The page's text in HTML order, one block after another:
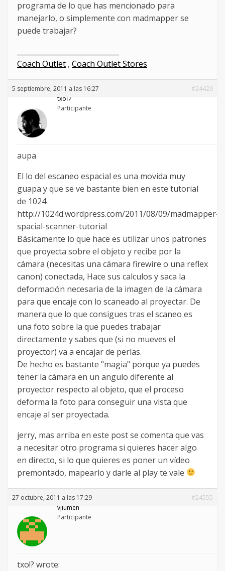
programa de lo que has mencionado para
manejarlo, o simplemente con madmapper se
puede trabajar?
Coach Outlet , Coach Outlet Stores
5 septiembre, 2011 a las 16:27
#24420
txoǃʔ
Participante
aupa
El lo del escaneo espacial es una movida muy
guapa y que se ve bastante bien en este tutorial
de 1024
http://1024d.wordpress.com/2011/08/09/madmapper-
spacial-scanner-tutorial
Básicamente lo que hace es utilizar unos patrones
que proyecta sobre el objeto y recibe por la
cámara (necesitas una cámara firewire o una reflex
canon) conectada, Hace sus calculos y saca la
deformación necesaria de la imagen de la cámara
para que encaje con lo scaneado al proyectar. De
manera que lo que consigues tras el scaneo es
una foto sobre la que puedes trabajar
directamente y sabes que (si no mueves el
proyector) va a encajar de perlas.
De hecho es bastante "magia" porque ya puedes
tener la cámara en un angulo diferente al
proyector respecto al objeto, que el proceso
deforma la foto para conseguir una vista que
encaje al ser proyectada.
jerry, mas arriba en este post se comenta que vas
a necesitar otro programa si quieres hacer algo
en directo, si lo que quieres es poner un vídeo
premontado, mapearlo y darle al play te vale
27 octubre, 2011 a las 17:29
#24555
vjlumen
Participante
txo!? wrote: